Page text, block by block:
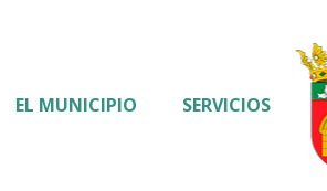
EL MUNICIPIO SERVICIOS